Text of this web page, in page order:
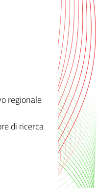
regionale
di ricerca